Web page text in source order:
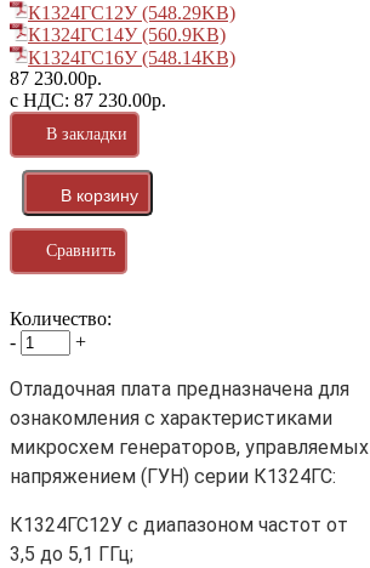
К1324ГС12У (548.29KB)
К1324ГС14У (560.9KB)
К1324ГС16У (548.14KB)
87 230.00р.
с НДС: 87 230.00р.
В закладки
Сравнить
Количество:
-
+
Отладочная плата предназначена для
ознакомления с характеристиками
микросхем генераторов, управляемых
напряжением (ГУН) серии К1324ГС:
К1324ГС12У с диапазоном частот от
3,5 до 5,1 ГГц;